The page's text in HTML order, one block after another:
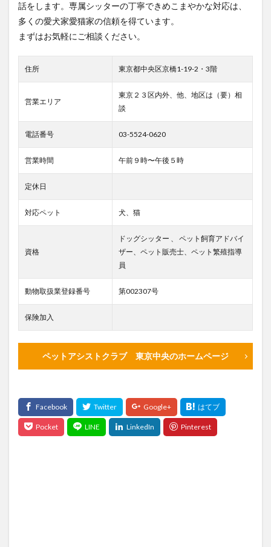
話をします。専属シッターの丁寧できめこまやかな対応は、
多くの愛犬家愛猫家の信頼を得ています。
まずはお気軽にご相談ください。
住所 東京都中央区京橋1-19-2・3階
営業エリア
東京２３区内外、他、地区は（要）相
談
電話番号 03-5524-0620
営業時間 午前９時〜午後５時
定休日
対応ペット 犬、猫
資格
ドッグシッター 、 ペット飼育アドバイ
ザー、ペット販売士、ペット繁殖指導
員
動物取扱業登録番号 第002307号
保険加入
ペットアシストクラブ 東京中央のホームページ